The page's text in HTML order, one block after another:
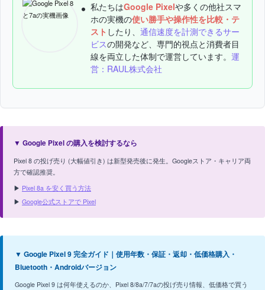
私たちはGoogle Pixelや多くの他社スマ
ホの実機の使い勝手や操作性を比較・テ
スト したり、 通信速度を計測できるサー
ビスの開発など、専門的視点と消費者目
線を両立した体制で運営しています。 運
営：RAUL株式会社
▼ Google Pixel の購入を検討するなら
Pixel 8 の投げ売り (大幅値引き) は新型発売後に発生。Googleストア・キャリア両
方で確認推奨。
▶ Pixel 8a を安く買う方法
▶ Google公式ストアで Pixel
▼ Google Pixel 9 完全ガイド｜使用年数・保証・返却・低価格購入・
Bluetooth・Androidバージョン
Google Pixel 9 は何年使えるのか、Pixel 8/8a/7/7aの投げ売り情報、低価格で買う